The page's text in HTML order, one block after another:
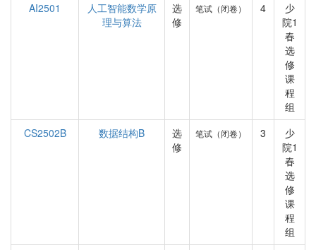
AI2501
人工智能数学原
理与算法
选
修
笔试（闭卷） 4
少
院1
春
选
修
课
程
组
CS2502B
数据结构B
选
修
笔试（闭卷） 3
少
院1
春
选
修
课
程
组